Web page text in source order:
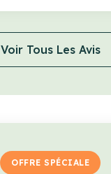
Voir Tous Les Avis
OFFRE SPÉCIALE